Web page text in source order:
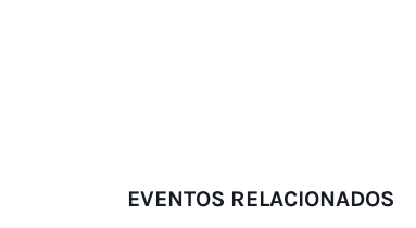
EVENTOS RELACIONADOS